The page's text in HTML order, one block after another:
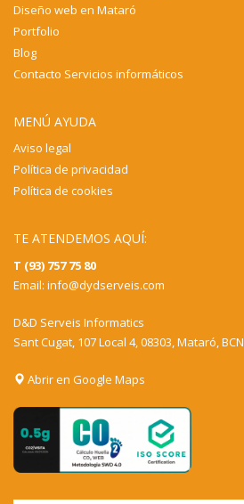
Diseño web en Mataró
Portfolio
Blog
Contacto Servicios informáticos
MENÚ AYUDA
Aviso legal
Política de privacidad
Política de cookies
TE ATENDEMOS AQUÍ:
T (93) 757 75 80
Email: info@dydserveis.com
D&D Serveis Informatics
Sant Cugat, 107 Local 4, 08303, Mataró, BCN
Abrir en Google Maps